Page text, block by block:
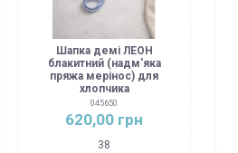
Шапка демі ЛЕОН
блакитний (надм'яка
пряжа мерінос) для
хлопчика
045650
620,00 грн
38